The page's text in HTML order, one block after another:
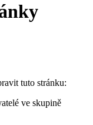
tuto stránku:
ve skupině